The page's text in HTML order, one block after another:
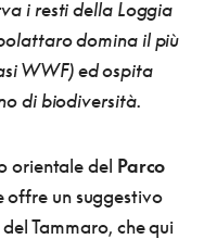
i resti della Loggia
domina il più
WWF) ed ospita
di biodiversità.
orientale del Parco
offre un suggestivo
Tammaro, che qui